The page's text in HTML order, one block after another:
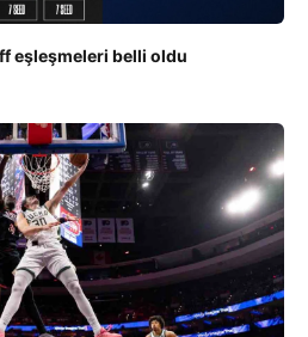
eşleşmeleri belli oldu